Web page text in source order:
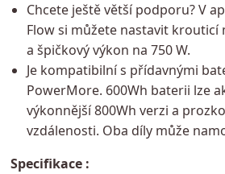
Chcete ještě větší podporu? V
Flow si můžete nastavit krouticí
a špičkový výkon na 750 W.
Je kompatibilní s přídavnými
PowerMore. 600Wh baterii lze
výkonnější 800Wh verzi a
vzdálenosti. Oba díly může
Specifikace :